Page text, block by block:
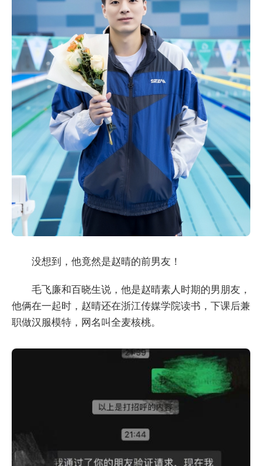
没想到，他竟然是赵晴的前男友！
毛飞廉和百晓生说，他是赵晴素人时期的男朋友，
他俩在一起时，赵晴还在浙江传媒学院读书，下课后兼
职做汉服模特，网名叫全麦核桃。